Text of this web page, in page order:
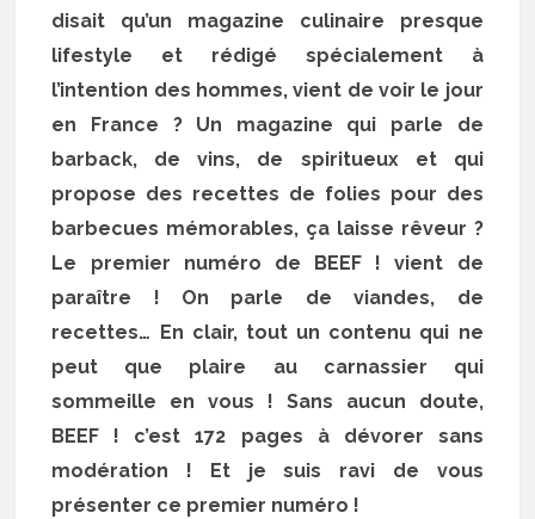
disait qu’un magazine culinaire presque
lifestyle et rédigé spécialement à
l’intention des hommes, vient de voir le jour
en France ? Un magazine qui parle de
barback, de vins, de spiritueux et qui
propose des recettes de folies pour des
barbecues mémorables, ça laisse rêveur ?
Le premier numéro de BEEF ! vient de
paraître ! On parle de viandes, de
recettes… En clair, tout un contenu qui ne
peut que plaire au carnassier qui
sommeille en vous ! Sans aucun doute,
BEEF ! c’est 172 pages à dévorer sans
modération ! Et je suis ravi de vous
présenter ce premier numéro !